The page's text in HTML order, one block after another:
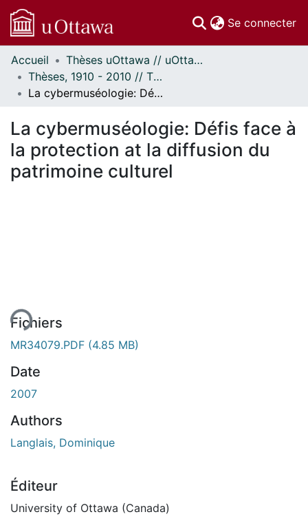
Se connecter
Communautés
et collections
Parcourir
À propos
Accueil
Thèses uOttawa // uOttawa Theses
Thèses, 1910 - 2010 // Theses, 1910 - 2010
La cybermuséologie: Défis face à la protection at la diffusion du patrimoine culturel
La cybermuséologie: Défis face à
la protection at la diffusion du
patrimoine culturel
Fichiers
MR34079.PDF (4.85 MB)
Date
2007
Authors
Langlais, Dominique
Éditeur
University of Ottawa (Canada)